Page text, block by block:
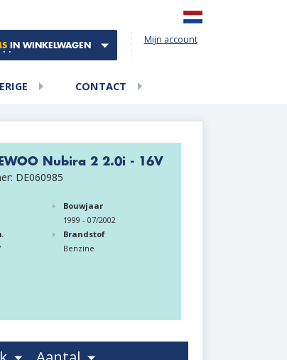
Mijn account
IN WINKELWAGEN
CONTACT
Nubira 2 2.0i - 16V
DE060985
Bouwjaar
1999 - 07/2002
Brandstof
Benzine